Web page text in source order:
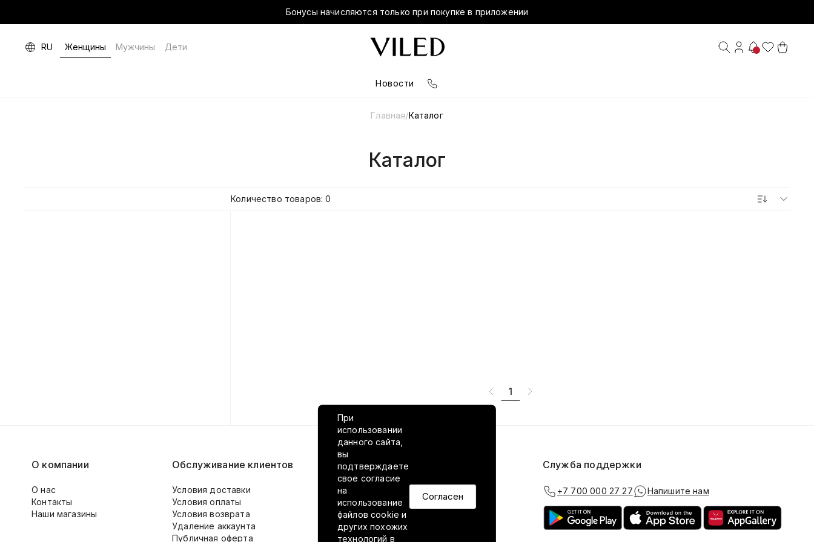
Бонусы начисляются только при покупке в приложении
RU Женщины Мужчины Дети
Новости
Главная/Каталог
Каталог
Количество товаров: 0
1
При
использовании
данного сайта,
вы
подтверждаете
свое согласие
на
использование
файлов cookie и
других похожих
технологий в
Согласен
О компании
О нас
Контакты
Наши магазины
Обслуживание клиентов
Условия доставки
Условия оплаты
Условия возврата
Удаление аккаунта
Публичная оферта
VILED в соцсетях Служба поддержки
+7 700 000 27 27 Напишите нам